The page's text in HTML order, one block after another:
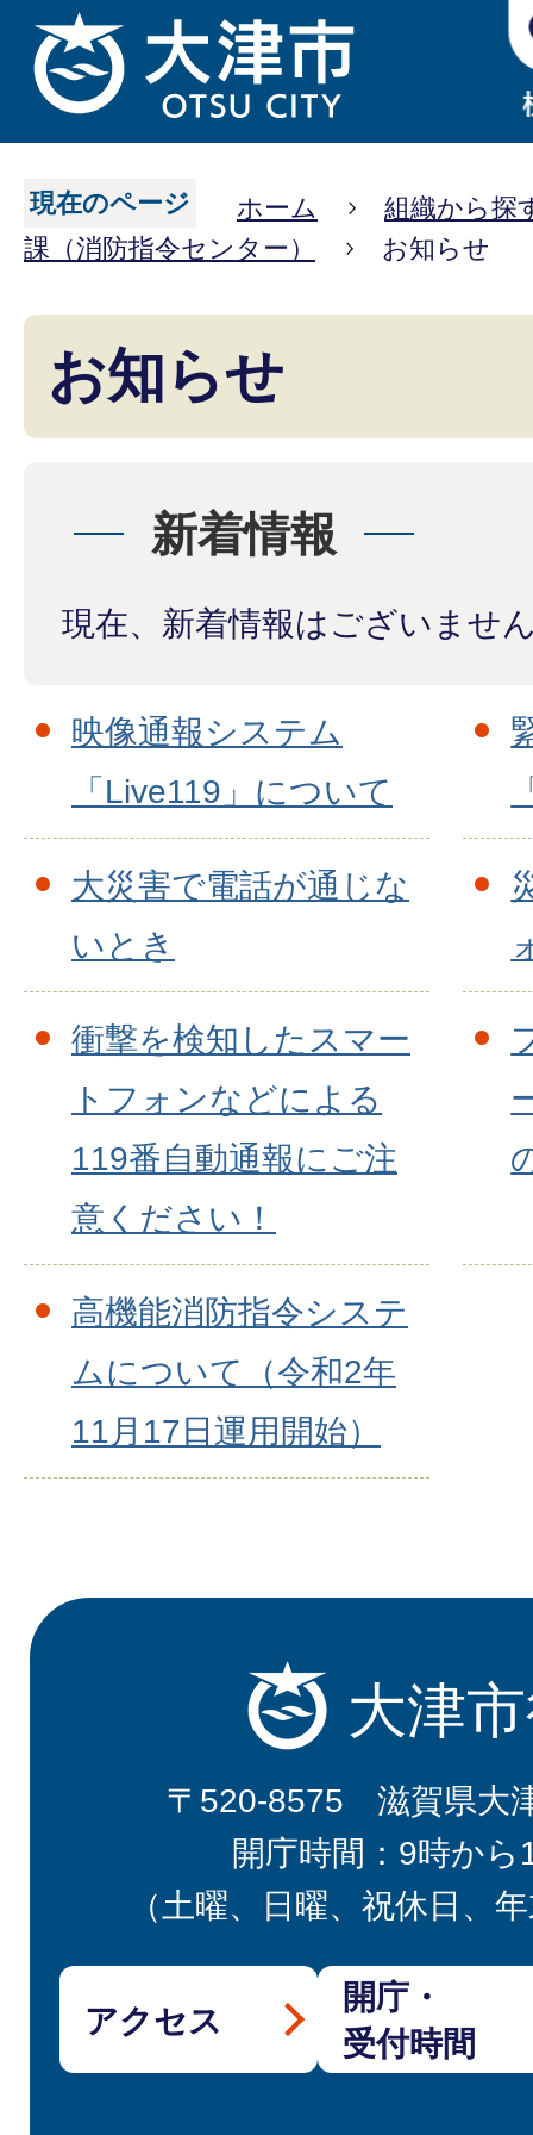
現在のページ ホーム
組織から探
課（消防指令センター）
お知らせ
お知らせ
新着情報
現在、新着情報はございませ
映像通報システム
「Live119」について
大災害で電話が通じな
いとき
衝撃を検知したスマー
トフォンなどによる
119番自動通報にご注
意ください！
高機能消防指令システ
ムについて（令和2年
11月17日運用開始）
大津
〒520-8575 滋賀県大
開庁時間：9時から
（土曜、日曜、祝休日、
アクセス
開庁・
受付時間